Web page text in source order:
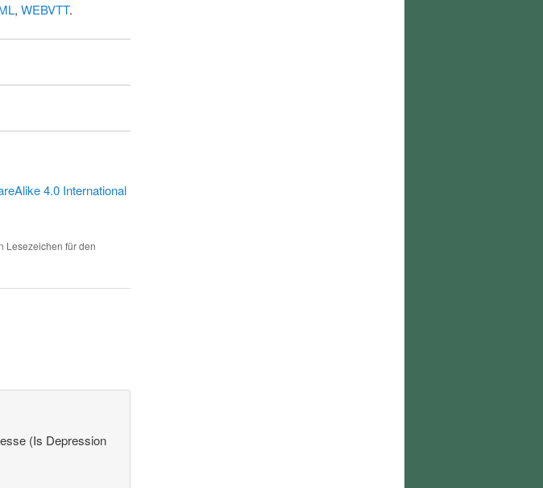
, WEBVTT.
4.0 International
Lesezeichen für den
(Is Depression